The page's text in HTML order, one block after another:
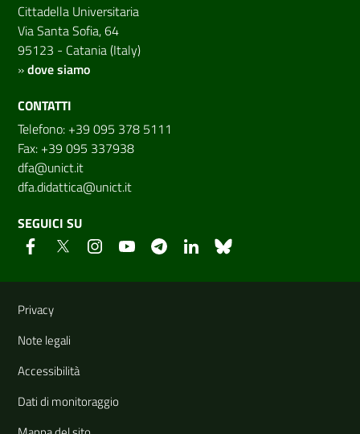
Cittadella Universitaria
Via Santa Sofia, 64
95123 - Catania (Italy)
»dove siamo
CONTATTI
Telefono: +39 095 378 5111
Fax: +39 095 337938
dfa@unict.it
dfa.didattica@unict.it
SEGUICI SU
Link e informazioni utili
Privacy
Note legali
Accessibilità
Dati di monitoraggio